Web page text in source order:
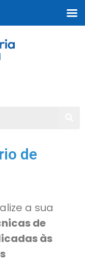
de
a sua
de
às